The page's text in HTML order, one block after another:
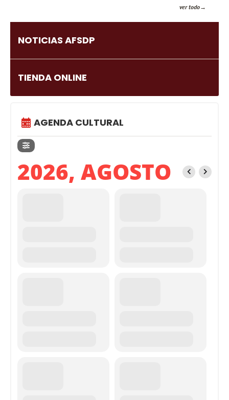
ver todo
NOTICIAS AFSDP
TIENDA ONLINE
AGENDA CULTURAL
2026, AGOSTO